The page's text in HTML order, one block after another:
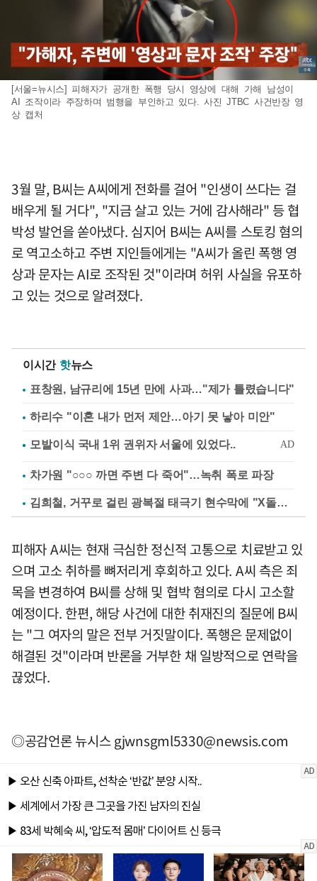
[서울=뉴시스] 피해자가 공개한 폭행 당시 영상에 대해 가해 남성이
AI 조작이라 주장하며 범행을 부인하고 있다. 사진 JTBC 사건반장 영
상 캡처
3월 말, B씨는 A씨에게 전화를 걸어 "인생이 쓰다는 걸
배우게 될 거다", "지금 살고 있는 거에 감사해라" 등 협
박성 발언을 쏟아냈다. 심지어 B씨는 A씨를 스토킹 혐의
로 역고소하고 주변 지인들에게는 "A씨가 올린 폭행 영
상과 문자는 AI로 조작된 것"이라며 허위 사실을 유포하
고 있는 것으로 알려졌다.
이시간 핫뉴스
표창원, 남규리에 15년 만에 사과…"제가 틀렸습니다"
하리수 "이혼 내가 먼저 제안…아기 못 낳아 미안"
차가원 "○○○ 까면 주변 다 죽어"…녹취 폭로 파장
김희철, 거꾸로 걸린 광복절 태극기 현수막에 "X돌았네"
피해자 A씨는 현재 극심한 정신적 고통으로 치료받고 있
으며 고소 취하를 뼈저리게 후회하고 있다. A씨 측은 죄
목을 변경하여 B씨를 상해 및 협박 혐의로 다시 고소할
예정이다. 한편, 해당 사건에 대한 취재진의 질문에 B씨
는 "그 여자의 말은 전부 거짓말이다. 폭행은 문제없이
해결된 것"이라며 반론을 거부한 채 일방적으로 연락을
끊었다.
◎공감언론 뉴시스gjwnsgml5330@newsis.com